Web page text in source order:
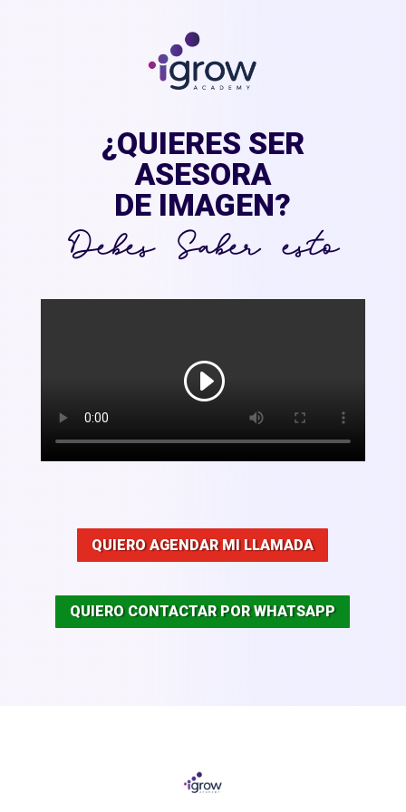
¿QUIERES SER
ASESORA
DE IMAGEN?
Debes Saber esto
QUIERO AGENDAR MI LLAMADA
QUIERO CONTACTAR POR WHATSAPP